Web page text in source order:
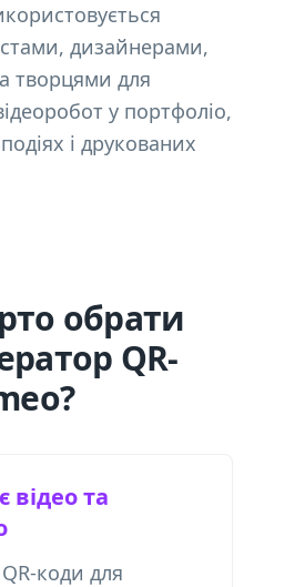
дизайнерами,
творцями для
у портфоліо,
і друкованих
обрати
QR-
відео та
коди для